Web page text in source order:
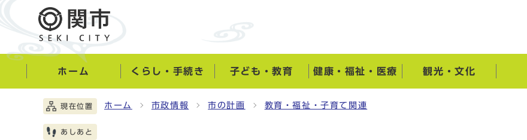
ホーム くらし・手続き 子ども・教育 健康・福祉・医療 観光・文化
現在位置 ホーム 市政情報 市の計画 教育・福祉・子育て関連
あしあと